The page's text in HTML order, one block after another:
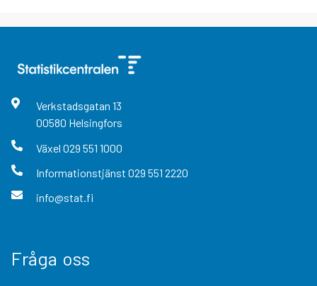
Verkstadsgatan 13
00580 Helsingfors
Växel 029 551 1000
Informationstjänst 029 551 2220
info@stat.fi
Fråga oss